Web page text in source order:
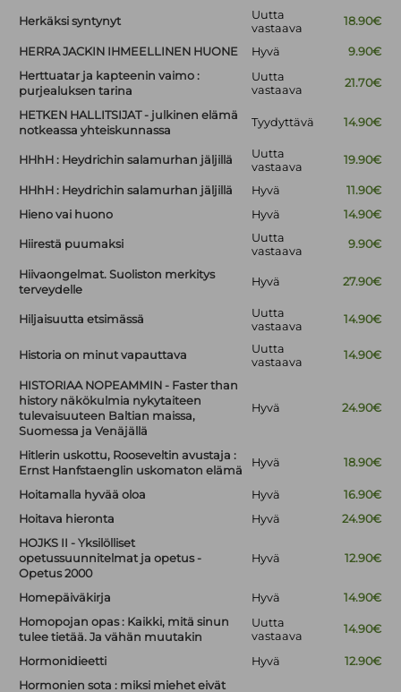
Herkäksi syntynyt
Uutta
vastaava
18.90€
HERRA JACKIN IHMEELLINEN HUONE Hyvä
9.90€
Herttuatar ja kapteenin vaimo :
purjealuksen tarina
Uutta
vastaava
21.70€
HETKEN HALLITSIJAT - julkinen elämä
notkeassa yhteiskunnassa
Tyydyttävä 14.90€
HHhH : Heydrichin salamurhan jäljillä
Uutta
vastaava
19.90€
HHhH : Heydrichin salamurhan jäljillä Hyvä
11.90€
Hieno vai huono
Hyvä 14.90€
Hiirestä puumaksi
Uutta
vastaava
9.90€
Hiivaongelmat. Suoliston merkitys
terveydelle
Hyvä 27.90€
Hiljaisuutta etsimässä
Uutta
vastaava
14.90€
Historia on minut vapauttava
Uutta
vastaava
14.90€
HISTORIAA NOPEAMMIN - Faster than
history näkökulmia nykytaiteen
tulevaisuuteen Baltian maissa,
Suomessa ja Venäjällä
Hyvä 24.90€
Hitlerin uskottu, Rooseveltin avustaja :
Ernst Hanfstaenglin uskomaton elämä
Hyvä 18.90€
Hoitamalla hyvää oloa Hyvä
16.90€
Hoitava hieronta
Hyvä
24.90€
HOJKS II - Yksilölliset
opetussuunnitelmat ja opetus -
Opetus 2000
Hyvä 12.90€
Homepäiväkirja Hyvä
14.90€
Homopojan opas : Kaikki, mitä sinun
tulee tietää. Ja vähän muutakin
Uutta
vastaava
14.90€
Hormonidieetti Hyvä
12.90€
Hormonien sota : miksi miehet eivät